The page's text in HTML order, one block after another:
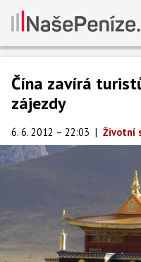
Čína zavírá
zájezdy
6. 6. 2012 – 22:03 | Životní